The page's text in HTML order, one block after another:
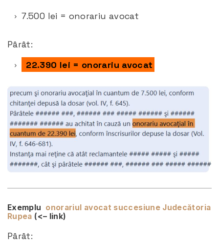
7.500 lei = onorariu avocat
Pârât:
22.390 lei = onorariu avocat
Exemplu onorariul avocat succesiune Judecătoria
Rupea (<– link)
Pârât: